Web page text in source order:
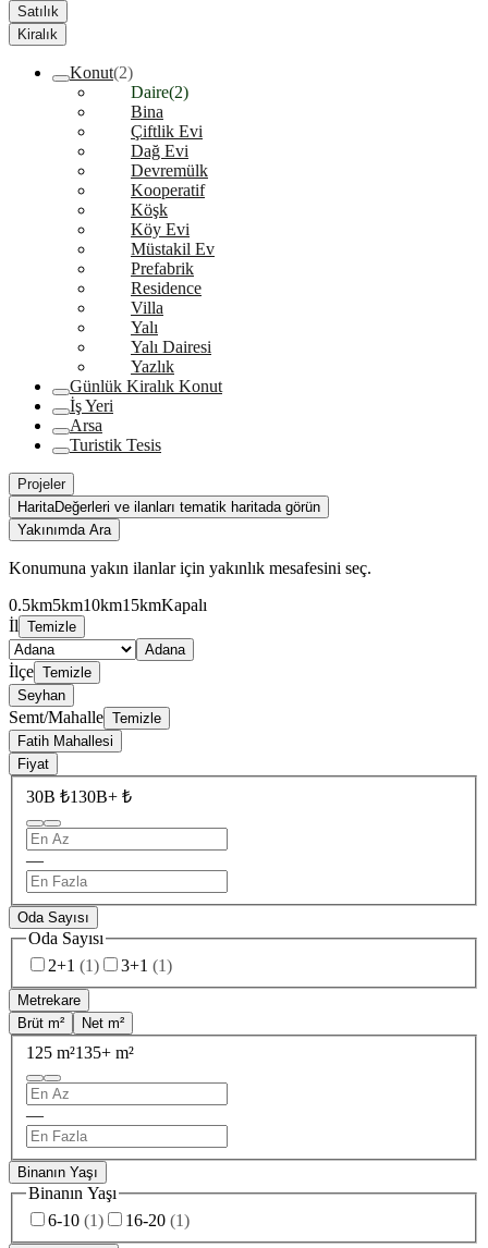
Satılık
Kiralık
Konut(2)
Daire(2)
Bina
Çiftlik Evi
Dağ Evi
Devremülk
Kooperatif
Köşk
Köy Evi
Müstakil Ev
Prefabrik
Residence
Villa
Yalı
Yalı Dairesi
Yazlık
Günlük Kiralık Konut
İş Yeri
Arsa
Turistik Tesis
Projeler
HaritaDeğerleri ve ilanları tematik haritada görün
Yakınımda Ara
Konumuna yakın ilanlar için yakınlık mesafesini seç.
0.5km5km10km15kmKapalı
İl Temizle
Adana
İlçe Temizle
Seyhan
Semt/Mahalle Temizle
Fatih Mahallesi
Fiyat
30B ₺130B+ ₺
—
Oda Sayısı
Oda Sayısı
2+1 (1) 3+1 (1)
Metrekare
Brüt m²
Net m²
125 m²135+ m²
—
Binanın Yaşı
Binanın Yaşı
6-10 (1) 16-20 (1)